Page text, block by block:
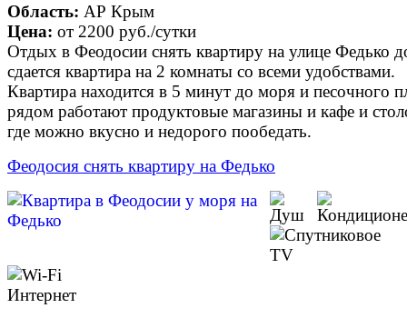
Область: АР Крым
Цена: от 2200 руб./сутки
Отдых в Феодосии снять квартиру на улице Федько
сдается квартира на 2 комнаты со всеми удобствами.
Квартира находится в 5 минут до моря и песочного
рядом работают продуктовые магазины и кафе и
где можно вкусно и недорого пообедать.
Феодосия снять квартиру на Федько